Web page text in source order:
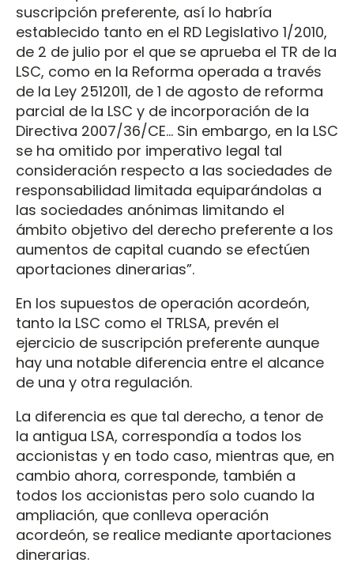
suscripción preferente, así lo habría
establecido tanto en el RD Legislativo 1/2010,
de 2 de julio por el que se aprueba el TR de la
LSC, como en la Reforma operada a través
de la Ley 2512011, de 1 de agosto de reforma
parcial de la LSC y de incorporación de la
Directiva 2007/36/CE... Sin embargo, en la LSC
se ha omitido por imperativo legal tal
consideración respecto a las sociedades de
responsabilidad limitada equiparándolas a
las sociedades anónimas limitando el
ámbito objetivo del derecho preferente a los
aumentos de capital cuando se efectúen
aportaciones dinerarias”.
En los supuestos de operación acordeón,
tanto la LSC como el TRLSA, prevén el
ejercicio de suscripción preferente aunque
hay una notable diferencia entre el alcance
de una y otra regulación.
La diferencia es que tal derecho, a tenor de
la antigua LSA, correspondía a todos los
accionistas y en todo caso, mientras que, en
cambio ahora, corresponde, también a
todos los accionistas pero solo cuando la
ampliación, que conlleva operación
acordeón, se realice mediante aportaciones
dinerarias.